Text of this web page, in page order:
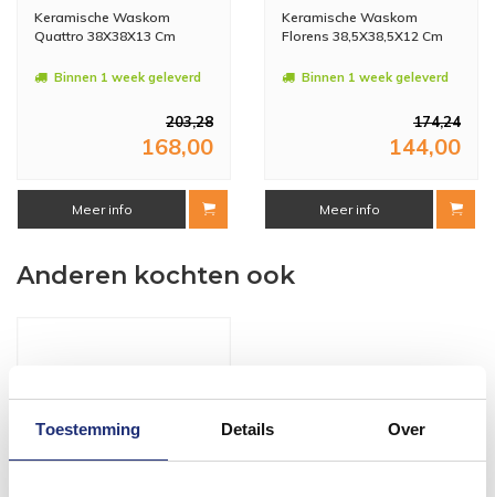
Toestemming Details Over
Keramische Waskom
Quattro 38X38X13 Cm
Binnen 1 week geleverd
203,28
168,00
Meer info
Keramische Waskom
Florens 38,5X38,5X12 Cm
Binnen 1 week geleverd
174,24
144,00
Meer info
Anderen kochten ook